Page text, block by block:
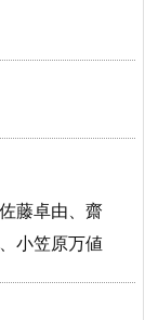
藤卓由、齋
小笠原万値